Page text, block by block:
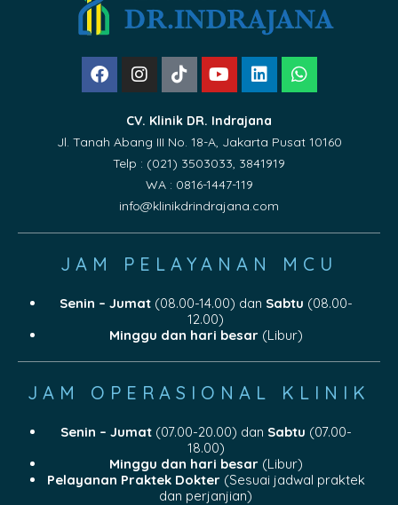
CV. Klinik DR. Indrajana
Jl. Tanah Abang III No. 18-A, Jakarta Pusat 10160
Telp : (021) 3503033, 3841919
WA : 0816-1447-119
info@klinikdrindrajana.com
JAM PELAYANAN MCU
Senin – Jumat(08.00-14.00) dan Sabtu (08.00-
12.00)
Minggu dan hari besar(Libur)
JAM OPERASIONAL KLINIK
Senin – Jumat(07.00-20.00) dan Sabtu (07.00-
18.00)
Minggu dan hari besar(Libur)
Pelayanan Praktek Dokter(Sesuai jadwal praktek
dan perjanjian)